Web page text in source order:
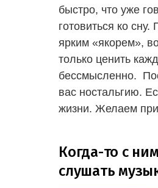
быстро, что уже
готовиться ко
ярким «якорем»,
только ценить
бессмысленно.
вас ностальгию.
жизни. Желаем
Когда-то с
слушать